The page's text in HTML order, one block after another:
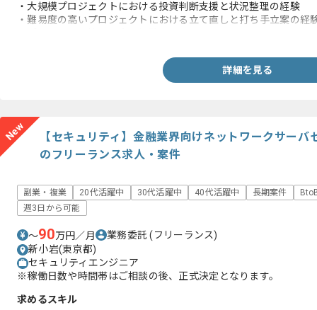
・大規模プロジェクトにおける投資判断支援と状況整理の経験
・難易度の高いプロジェクトにおける立て直しと打ち手立案の経
詳細を見る
New
【セキュリティ】金融業界向けネットワークサー
のフリーランス求人・案件
副業・複業 20代活躍中 30代活躍中 40代活躍中 長期案件
週3日から可能
〜90万円／月 業務委託(フリーランス)
新小岩(東京都)
セキュリティエンジニア
※稼働日数や時間帯はご相談の後、正式決定となります。
求めるスキル